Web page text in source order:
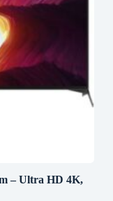
– Ultra HD 4K,